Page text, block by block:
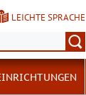
LEICHTE SPRACHE